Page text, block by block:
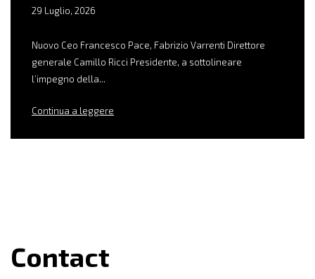
29 Luglio, 2026
Nuovo Ceo Francesco Pace, Fabrizio Varrenti Direttore
generale Camillo Ricci Presidente, a sottolineare
l’impegno della...
Continua a leggere
Contact